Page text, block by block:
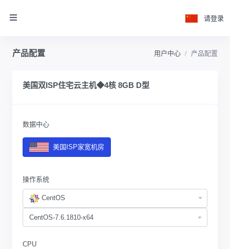
请登录
产品配置 用户中心 产品配置
美国双ISP住宅云主机◆4核 8GB D型
数据中心
美国ISP家宽机房
操作系统
CentOS
CPU